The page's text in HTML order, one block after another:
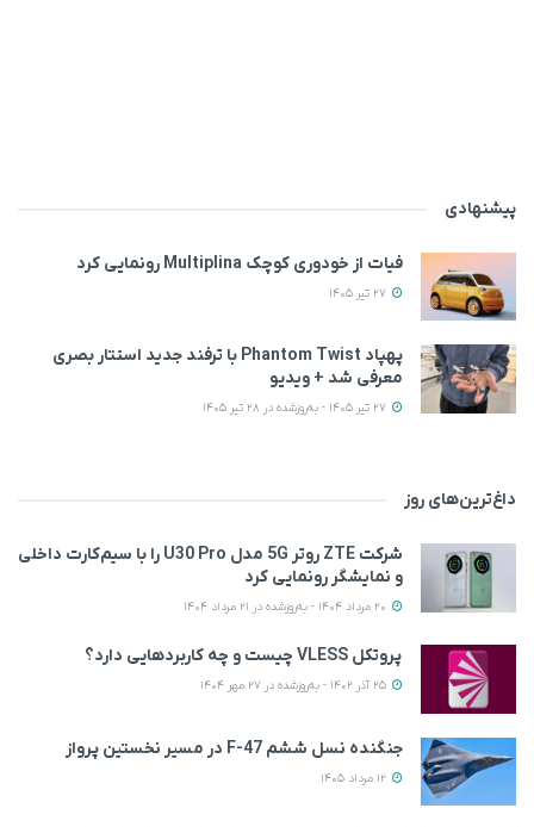
پیشنهادی
فیات از خودوری کوچک Multiplina رونمایی کرد
پهپاد Phantom Twist با ترفند جدید استتار بصری
معرفی شد + ویدیو
داغ‌ترین‌های روز
شرکت ZTE روتر 5G مدل U30 Pro را با سیم‌کارت داخلی
و نمایشگر رونمایی کرد
پروتکل VLESS چیست و چه کاربردهایی دارد؟
جنگنده نسل ششم F-47 در مسیر نخستین پرواز